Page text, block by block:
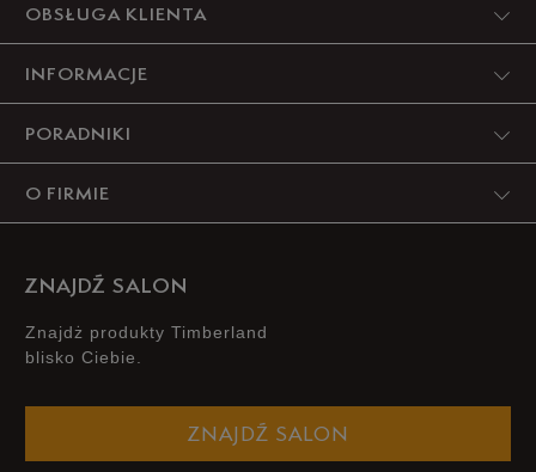
39,5 25,5 cm Powiadom o dostępności
40 26 cm Powiadom o dostępności
OBSŁUGA KLIENTA
INFORMACJE
PORADNIKI
O FIRMIE
ZNAJDŹ SALON
Znajdż produkty Timberland
blisko Ciebie.
ZNAJDŹ SALON